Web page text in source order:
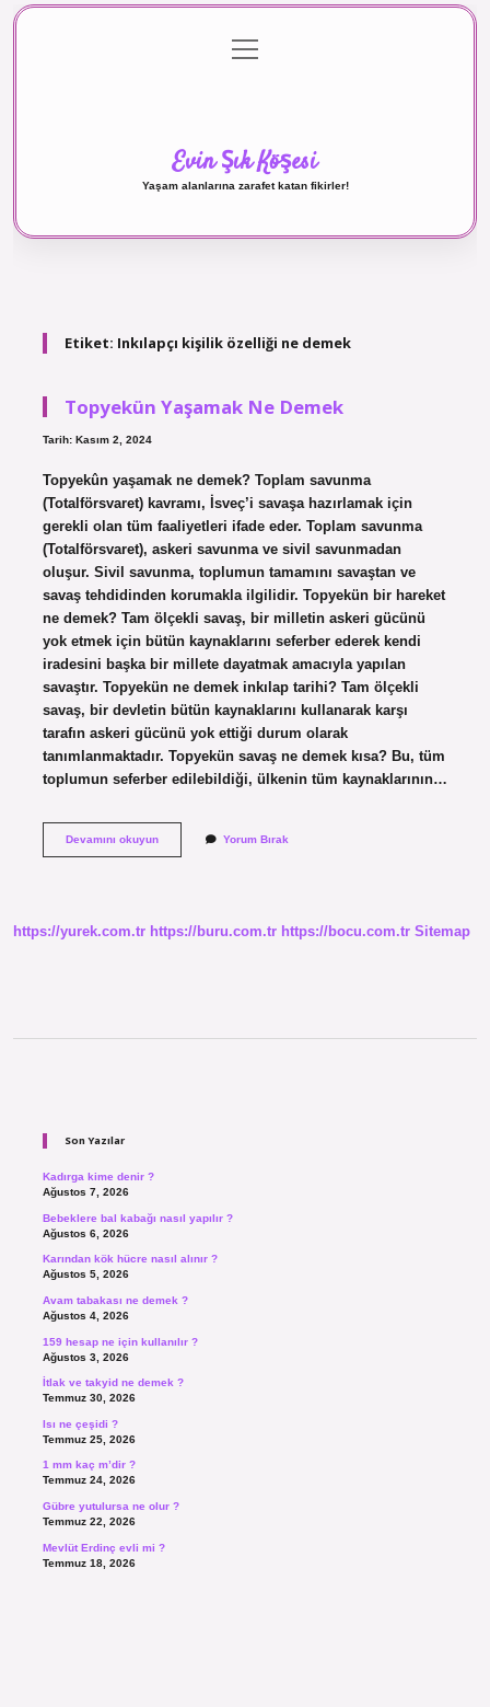
Gizlilik Politikası
menüyü
aç
Evin Şık Köşesi
Yaşam alanlarına zarafet katan fikirler!
Etiket: Inkılapçı kişilik özelliği ne demek
Topyekün Yaşamak Ne Demek
Tarih: Kasım 2, 2024
Topyekûn yaşamak ne demek? Toplam savunma
(Totalförsvaret) kavramı, İsveç’i savaşa hazırlamak için
gerekli olan tüm faaliyetleri ifade eder. Toplam savunma
(Totalförsvaret), askeri savunma ve sivil savunmadan
oluşur. Sivil savunma, toplumun tamamını savaştan ve
savaş tehdidinden korumakla ilgilidir. Topyekün bir hareket
ne demek? Tam ölçekli savaş, bir milletin askeri gücünü
yok etmek için bütün kaynaklarını seferber ederek kendi
iradesini başka bir millete dayatmak amacıyla yapılan
savaştır. Topyekün ne demek inkılap tarihi? Tam ölçekli
savaş, bir devletin bütün kaynaklarını kullanarak karşı
tarafın askeri gücünü yok ettiği durum olarak
tanımlanmaktadır. Topyekün savaş ne demek kısa? Bu, tüm
toplumun seferber edilebildiği, ülkenin tüm kaynaklarının…
Devamını okuyunTopyekün
Yorum Bırak
https://yurek.com.tr https://buru.com.tr https://bocu.com.tr Sitemap
Son Yazılar
Kadırga kime denir ?
Ağustos 7, 2026
Bebeklere bal kabağı nasıl yapılır ?
Ağustos 6, 2026
Karından kök hücre nasıl alınır ?
Ağustos 5, 2026
Avam tabakası ne demek ?
Ağustos 4, 2026
159 hesap ne için kullanılır ?
Ağustos 3, 2026
İtlak ve takyid ne demek ?
Temmuz 30, 2026
Isı ne çeşidi ?
Temmuz 25, 2026
1 mm kaç m’dir ?
Temmuz 24, 2026
Gübre yutulursa ne olur ?
Temmuz 22, 2026
Mevlüt Erdinç evli mi ?
Temmuz 18, 2026